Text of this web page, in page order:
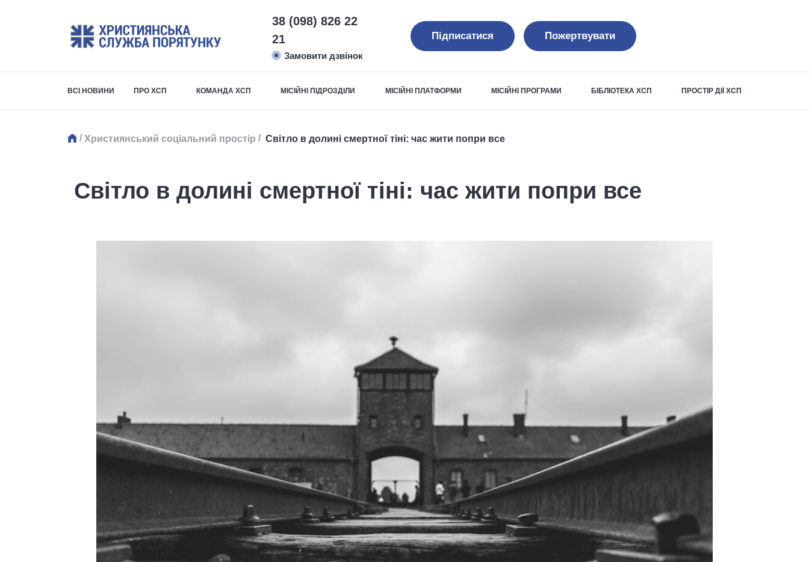
38 (098) 826 22
21
Замовити дзвінок
Підписатися Пожертвувати
ВСІ НОВИНИ ПРО ХСП КОМАНДА ХСП МІСІЙНІ ПІДРОЗДІЛИ МІСІЙНІ ПЛАТФОРМИ МІСІЙНІ ПРОГРАМИ БІБЛІОТЕКА ХСП ПРОСТІР ДІЇ ХСП
/ Християнський соціальний простір / Світло в долині смертної тіні: час жити попри все
Світло в долині смертної тіні: час жити попри все